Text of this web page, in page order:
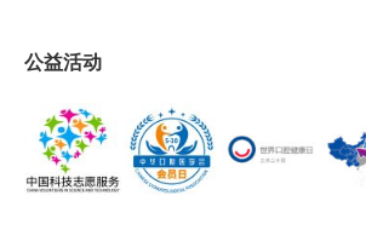
公益活动